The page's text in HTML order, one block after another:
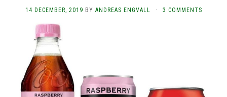
14 DECEMBER, 2019 BY ANDREAS ENGVALL · 3 COMMENTS